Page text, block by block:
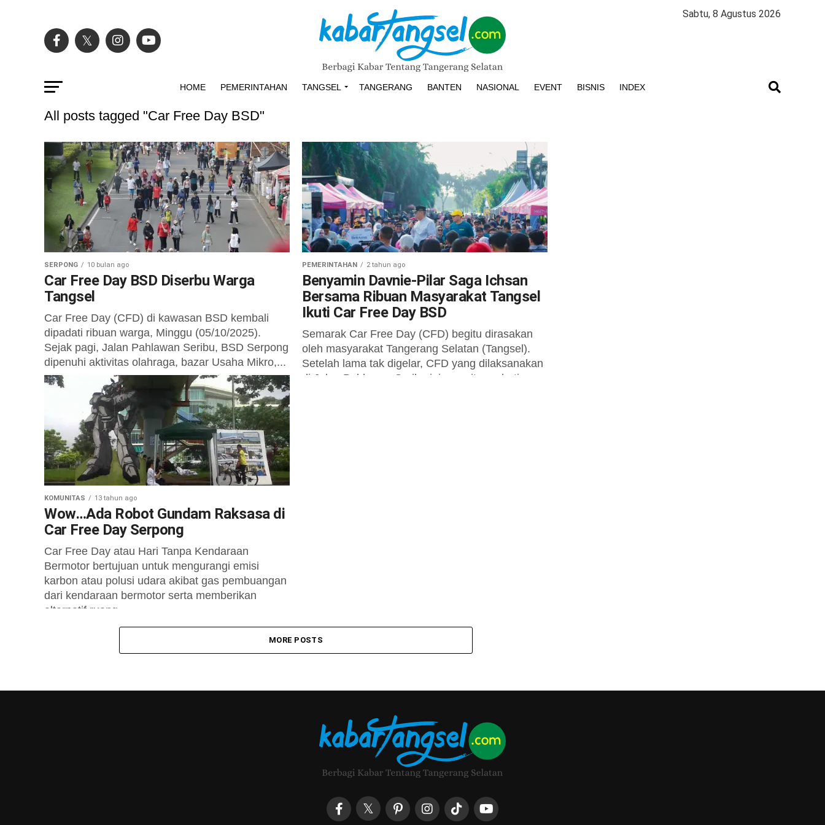
Sabtu, 8 Agustus 2026
HOME PEMERINTAHAN TANGSEL TANGERANG BANTEN NASIONAL EVENT BISNIS INDEX
All posts tagged "Car Free Day BSD"
SERPONG 10 bulan ago
Car Free Day BSD Diserbu Warga
Tangsel
Car Free Day (CFD) di kawasan BSD kembali
dipadati ribuan warga, Minggu (05/10/2025).
Sejak pagi, Jalan Pahlawan Seribu, BSD Serpong
dipenuhi aktivitas olahraga, bazar Usaha Mikro,...
PEMERINTAHAN 2 tahun ago
Benyamin Davnie-Pilar Saga Ichsan
Bersama Ribuan Masyarakat Tangsel
Ikuti Car Free Day BSD
Semarak Car Free Day (CFD) begitu dirasakan
oleh masyarakat Tangerang Selatan (Tangsel).
Setelah lama tak digelar, CFD yang dilaksanakan
di Jalan Pahlawan Seribu ini menyita perhatian...
KOMUNITAS 13 tahun ago
Wow…Ada Robot Gundam Raksasa di
Car Free Day Serpong
Car Free Day atau Hari Tanpa Kendaraan
Bermotor bertujuan untuk mengurangi emisi
karbon atau polusi udara akibat gas pembuangan
dari kendaraan bermotor serta memberikan
alternatif ruang...
MORE POSTS